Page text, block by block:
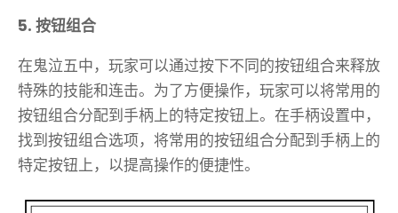
5. 按钮组合
在鬼泣五中，玩家可以通过按下不同的按钮组合来释放
特殊的技能和连击。为了方便操作，玩家可以将常用的
按钮组合分配到手柄上的特定按钮上。在手柄设置中，
找到按钮组合选项，将常用的按钮组合分配到手柄上的
特定按钮上，以提高操作的便捷性。